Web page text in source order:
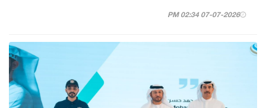
07-07-2026 02:34 PM